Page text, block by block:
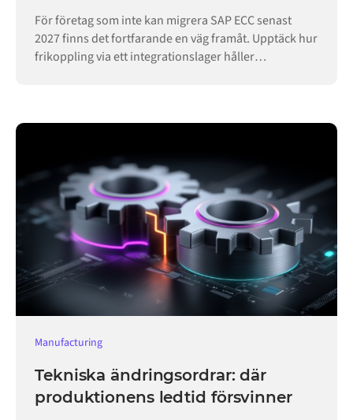
För företag som inte kan migrera SAP ECC senast
2027 finns det fortfarande en väg framåt. Upptäck hur
frikoppling via ett integrationslager håller
Manufacturing
Tekniska ändringsordrar: där
produktionens ledtid försvinner